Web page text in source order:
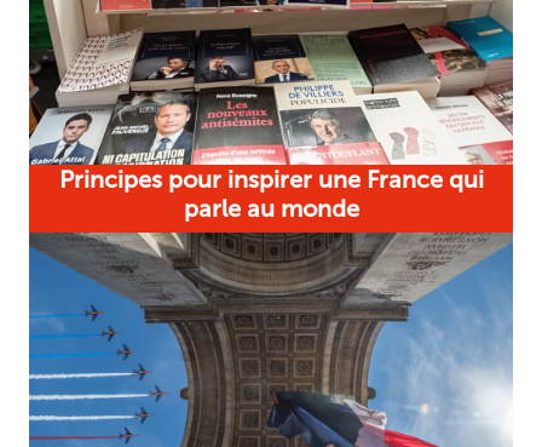
Principes pour inspirer une France qui
parle au monde